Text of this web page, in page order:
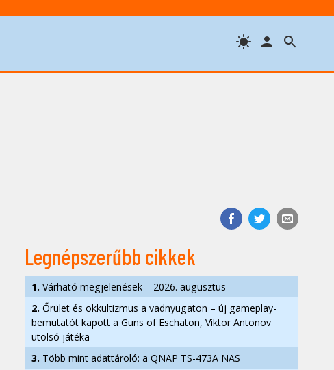
Legnépszerűbb cikkek
1. Várható megjelenések – 2026. augusztus
2. Őrület és okkultizmus a vadnyugaton – új gameplay-
bemutatót kapott a Guns of Eschaton, Viktor Antonov
utolsó játéka
3. Több mint adattároló: a QNAP TS-473A NAS